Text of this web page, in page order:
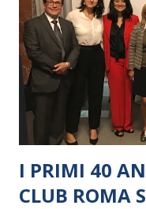
I PRIMI 40
CLUB ROMA